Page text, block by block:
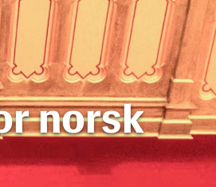
norsk